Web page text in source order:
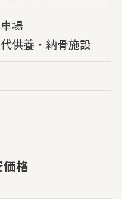
場
供養・納骨施設
格